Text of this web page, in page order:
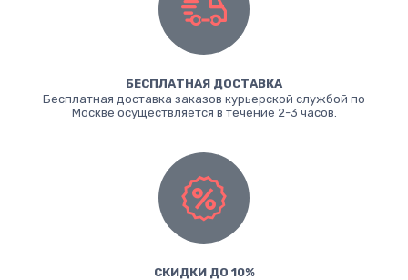
БЕСПЛАТНАЯ ДОСТАВКА
Бесплатная доставка заказов курьерской службой по
Москве осуществляется в течение 2-3 часов.
СКИДКИ ДО 10%